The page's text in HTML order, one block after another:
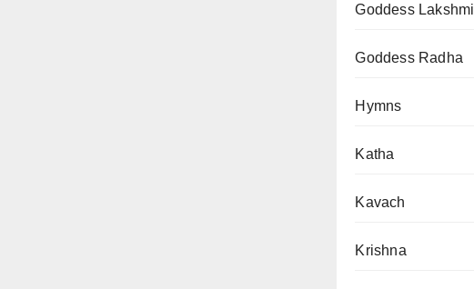
Goddess Lakshmi
Goddess Radha
Hymns
Katha
Kavach
Krishna